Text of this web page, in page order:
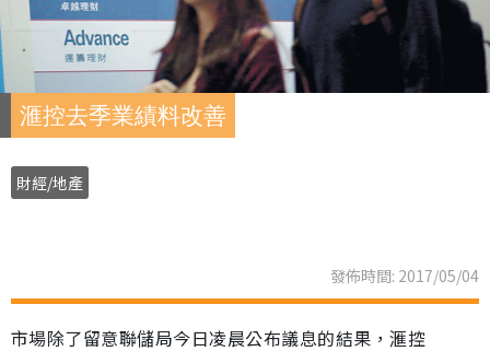
滙控去季業績料改善
財經/地產
發佈時間: 2017/05/04
市場除了留意聯儲局今日凌晨公布議息的結果，滙控